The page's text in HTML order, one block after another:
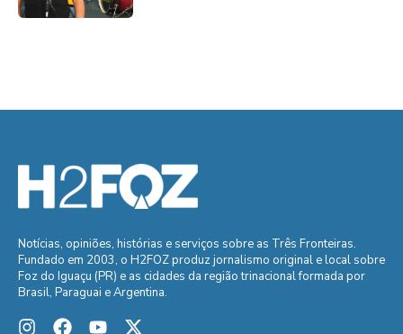
Notícias, opiniões, histórias e serviços sobre as Três Fronteiras.
Fundado em 2003, o H2FOZ produz jornalismo original e local sobre
Foz do Iguaçu (PR) e as cidades da região trinacional formada por
Brasil, Paraguai e Argentina.